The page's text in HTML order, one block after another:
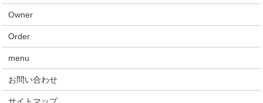
Owner
Order
menu
お問い合わせ